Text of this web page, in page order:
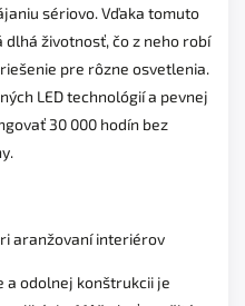
sériovo. Vďaka tomuto
životnosť, čo z neho robí
pre rôzne osvetlenia.
LED technológií a pevnej
30 000 hodín bez
aranžovaní interiérov
a odolnej konštrukcii je